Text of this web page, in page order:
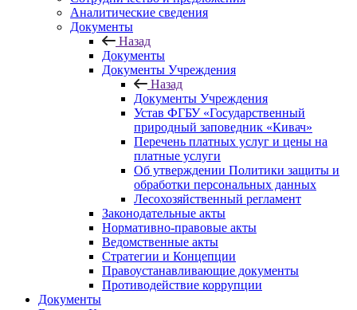
Аналитические сведения
Документы
Назад
Документы
Документы Учреждения
Назад
Документы Учреждения
Устав ФГБУ «Государственный
природный заповедник «Кивач»
Перечень платных услуг и цены на
платные услуги
Об утверждении Политики защиты и
обработки персональных данных
Лесохозяйственный регламент
Законодательные акты
Нормативно-правовые акты
Ведомственные акты
Стратегии и Концепции
Правоустанавливающие документы
Противодействие коррупции
Документы